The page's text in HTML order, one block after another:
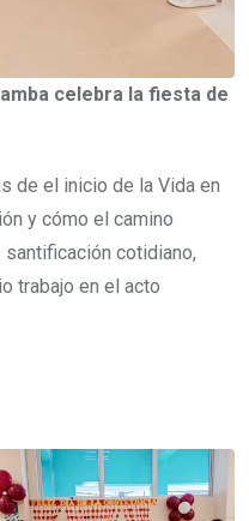
celebra la fiesta de
de el inicio de la Vida en
y cómo el camino
cotidiano,
trabajo en el acto